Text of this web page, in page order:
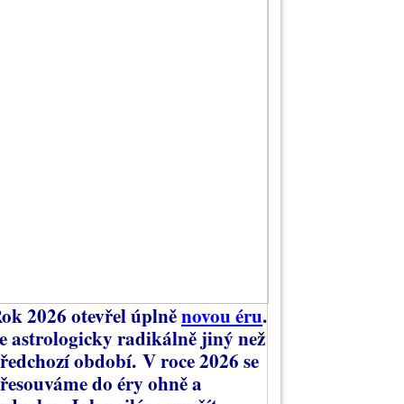
2026 otevřel úplněnovou éru.
astrologicky radikálně jiný než
období. V roce 2026 se
do éry ohně a